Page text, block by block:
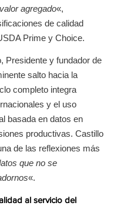
agregado«,
de calidad
Prime y Choice.
Presidente y fundador de
salto hacia la
completo integra
y el uso
basada en datos en
productivas. Castillo
de las reflexiones más
que no se
«.
al servicio del